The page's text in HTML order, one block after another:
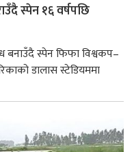
स्पेन १६ वर्षपछि
बनाउँदै स्पेन फिफा विश्वकप–
डालास स्टेडियममा